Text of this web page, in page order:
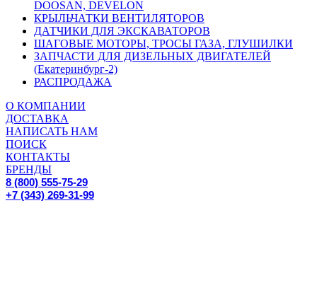
DOOSAN, DEVELON
КРЫЛЬЧАТКИ ВЕНТИЛЯТОРОВ
ДАТЧИКИ ДЛЯ ЭКСКАВАТОРОВ
ШАГОВЫЕ МОТОРЫ, ТРОСЫ ГАЗА, ГЛУШИЛКИ
ЗАПЧАСТИ ДЛЯ ДИЗЕЛЬНЫХ ДВИГАТЕЛЕЙ
(Екатеринбург-2)
РАСПРОДАЖА
О КОМПАНИИ
ДОСТАВКА
НАПИСАТЬ НАМ
ПОИСК
КОНТАКТЫ
БРЕНДЫ
8 (800) 555-75-29
+7 (343) 269-31-99